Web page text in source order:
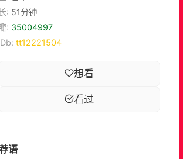
: 51分钟
: 35004997
tt12221504
想看
看过
语